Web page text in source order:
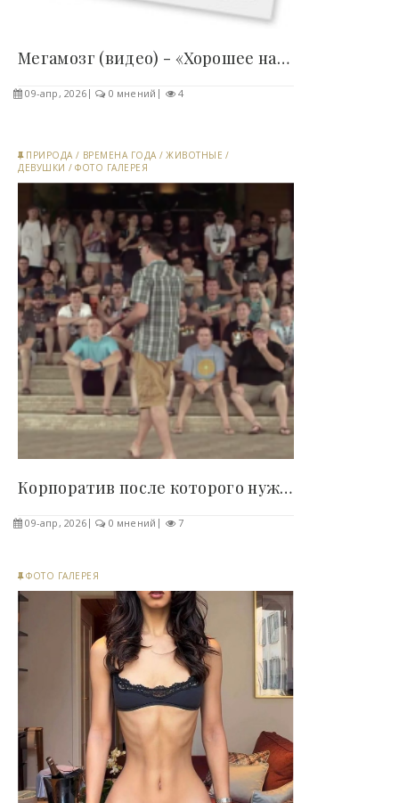
Мегамозг (видео) - «Хорошее настроение»..
09-апр, 2026 0 мнений 4
ПРИРОДА / ВРЕМЕНА ГОДА /ЖИВОТНЫЕ /
ДЕВУШКИ /ФОТО ГАЛЕРЕЯ
Корпоратив после которого нужен отпуск (5 фото) -..
09-апр, 2026 0 мнений 7
ФОТО ГАЛЕРЕЯ